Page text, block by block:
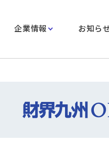
企業情報 お知ら